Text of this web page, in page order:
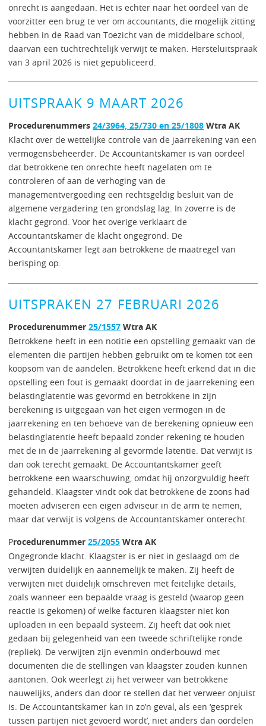
onrecht is aangedaan. Het is echter naar het oordeel van de
voorzitter een brug te ver om accountants, die mogelijk zitting
hebben in de Raad van Toezicht van de middelbare school,
daarvan een tuchtrechtelijk verwijt te maken. Hersteluitspraak
van 3 april 2026 is niet gepubliceerd.
UITSPRAAK 9 MAART 2026
Procedurenummers24/3964, 25/730 en 25/1808 Wtra AK
Klacht over de wettelijke controle van de jaarrekening van een
vermogensbeheerder. De Accountantskamer is van oordeel
dat betrokkene ten onrechte heeft nagelaten om te
controleren of aan de verhoging van de
managementvergoeding een rechtsgeldig besluit van de
algemene vergadering ten grondslag lag. In zoverre is de
klacht gegrond. Voor het overige verklaart de
Accountantskamer de klacht ongegrond. De
Accountantskamer legt aan betrokkene de maatregel van
berisping op.
UITSPRAKEN 27 FEBRUARI 2026
Procedurenummer25/1557 Wtra AK
Betrokkene heeft in een notitie een opstelling gemaakt van de
elementen die partijen hebben gebruikt om te komen tot een
koopsom van de aandelen. Betrokkene heeft erkend dat in die
opstelling een fout is gemaakt doordat in de jaarrekening een
belastinglatentie was gevormd en betrokkene in zijn
berekening is uitgegaan van het eigen vermogen in de
jaarrekening en ten behoeve van de berekening opnieuw een
belastinglatentie heeft bepaald zonder rekening te houden
met de in de jaarrekening al gevormde latentie. Dat verwijt is
dan ook terecht gemaakt. De Accountantskamer geeft
betrokkene een waarschuwing, omdat hij onzorgvuldig heeft
gehandeld. Klaagster vindt ook dat betrokkene de zoons had
moeten adviseren een eigen adviseur in de arm te nemen,
maar dat verwijt is volgens de Accountantskamer onterecht.
Procedurenummer25/2055 Wtra AK
Ongegronde klacht. Klaagster is er niet in geslaagd om de
verwijten duidelijk en aannemelijk te maken. Zij heeft de
verwijten niet duidelijk omschreven met feitelijke details,
zoals wanneer een bepaalde vraag is gesteld (waarop geen
reactie is gekomen) of welke facturen klaagster niet kon
uploaden in een bepaald systeem. Zij heeft dat ook niet
gedaan bij gelegenheid van een tweede schriftelijke ronde
(repliek). De verwijten zijn evenmin onderbouwd met
documenten die de stellingen van klaagster zouden kunnen
aantonen. Ook weerlegt zij het verweer van betrokkene
nauwelijks, anders dan door te stellen dat het verweer onjuist
is. De Accountantskamer kan in zo’n geval, als een ‘gesprek
tussen partijen niet gevoerd wordt’, niet anders dan oordelen